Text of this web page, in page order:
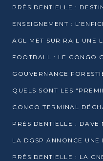
QUELS SONT LES